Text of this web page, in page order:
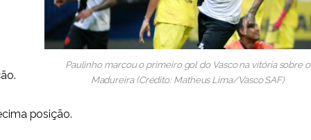
Paulinho marcou o primeiro gol do Vasco na vitória sobre o
Madureira (Crédito: Matheus Lima/Vasco SAF)
posição.